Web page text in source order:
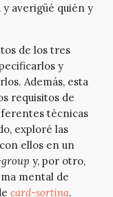
averigüé quién y
de los tres
y
Además, esta
requisitos de
técnicas
exploré las
ellos en un
y, por otro,
mental de
card-sorting.